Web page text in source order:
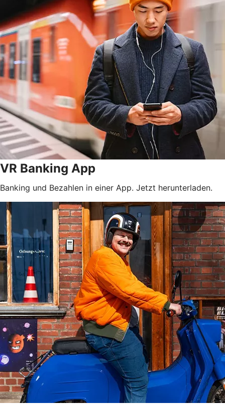
VR Banking App
Banking und Bezahlen in einer App. Jetzt herunterladen.